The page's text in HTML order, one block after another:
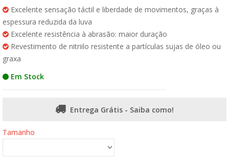
Excelente sensação táctil e liberdade de movimentos, graças à
espessura reduzida da luva
Excelente resistência à abrasão: maior duração
Revestimento de nitriilo resistente a partículas sujas de óleo ou
graxa
Em Stock
Entrega Grátis - Saiba como!
Tamanho